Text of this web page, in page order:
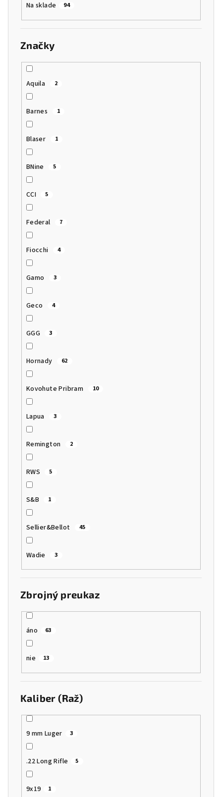
Na sklade 94
Značky
Aquila 2
Barnes 1
Blaser 1
BNine 5
CCI 5
Federal 7
Fiocchi 4
Gamo 3
Geco 4
GGG 3
Hornady 62
Kovohute Pribram 10
Lapua 3
Remington 2
RWS 5
S&B 1
Sellier&Bellot 45
Wadie 3
Zbrojný preukaz
áno 63
nie 13
Kaliber (Raž)
9 mm Luger 3
.22 Long Rifle 5
9x19 1